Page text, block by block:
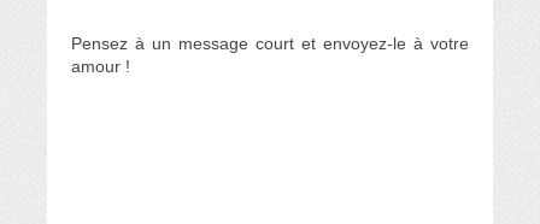
Pensez à un message court et envoyez-le à votre
amour !